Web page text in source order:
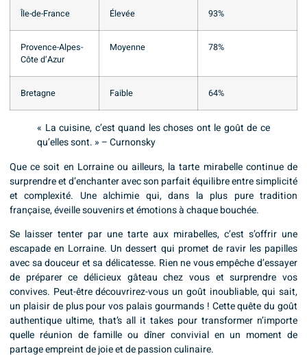
Île-de-France Élevée 93%
Provence-Alpes-
Côte d’Azur
Moyenne 78%
Bretagne Faible 64%
« La cuisine, c’est quand les choses ont le goût de ce
qu’elles sont. » – Curnonsky
Que ce soit en Lorraine ou ailleurs, la tarte mirabelle continue de
surprendre et d’enchanter avec son parfait équilibre entre simplicité
et complexité. Une alchimie qui, dans la plus pure tradition
française, éveille souvenirs et émotions à chaque bouchée.
Se laisser tenter par une tarte aux mirabelles, c’est s’offrir une
escapade en Lorraine. Un dessert qui promet de ravir les papilles
avec sa douceur et sa délicatesse. Rien ne vous empêche d’essayer
de préparer ce délicieux gâteau chez vous et surprendre vos
convives. Peut-être découvrirez-vous un goût inoubliable, qui sait,
un plaisir de plus pour vos palais gourmands ! Cette quête du goût
authentique ultime, that’s all it takes pour transformer n’importe
quelle réunion de famille ou dîner convivial en un moment de
partage empreint de joie et de passion culinaire.